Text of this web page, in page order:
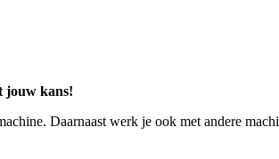
jouw kans!
Daarnaast werk je ook met andere